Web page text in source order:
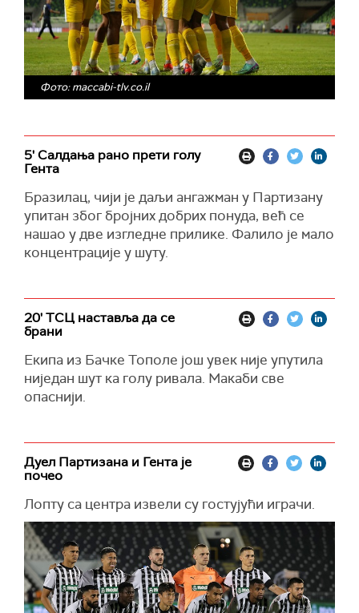
Фото: maccabi-tlv.co.il
5' Салдања рано прети голу
Гента
Бразилац, чији је даљи ангажман у Партизану
упитан због бројних добрих понуда, већ се
нашао у две изгледне прилике. Фалило је мало
концентрације у шуту.
20' ТСЦ наставља да се
брани
Екипа из Бачке Тополе још увек није упутила
ниједан шут ка голу ривала. Макаби све
опаснији.
Дуел Партизана и Гента је
почео
Лопту са центра извели су гостујући играчи.